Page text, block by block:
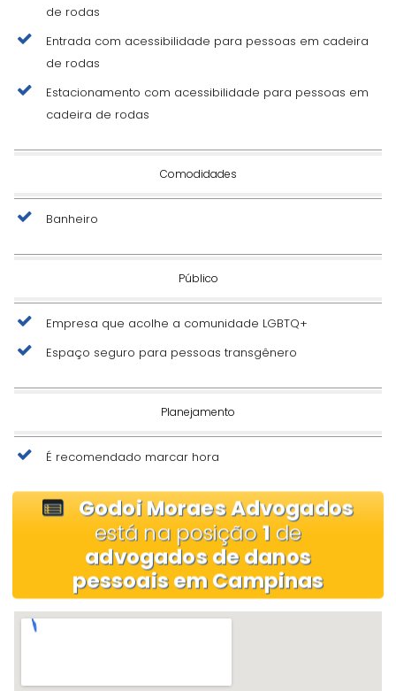
de rodas
Entrada com acessibilidade para pessoas em cadeira
de rodas
Estacionamento com acessibilidade para pessoas em
cadeira de rodas
Comodidades
Banheiro
Público
Empresa que acolhe a comunidade LGBTQ+
Espaço seguro para pessoas transgênero
Planejamento
É recomendado marcar hora
Godoi Moraes Advogados
está na posição1de
advogados de danos
pessoais em Campinas